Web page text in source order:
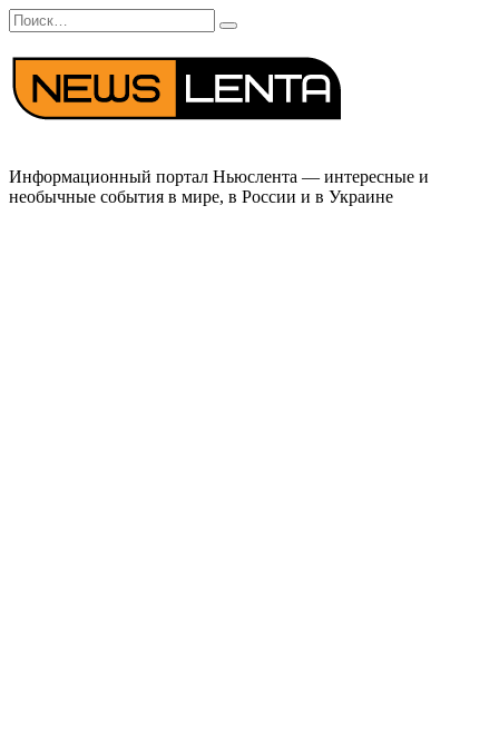
Перейти
к
содержанию
Search
for:
Информационный портал Ньюслента — интересные и
необычные события в мире, в России и в Украине